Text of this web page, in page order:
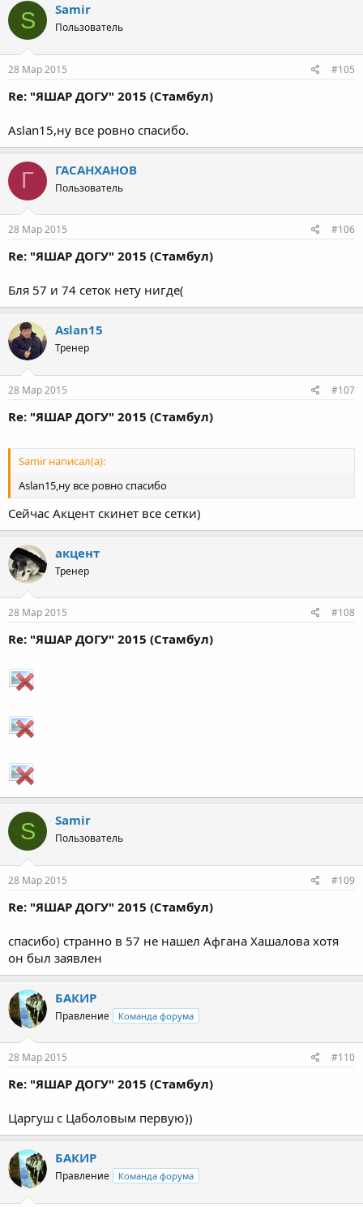
S Samir
Пользователь
28 Мар 2015 #105
Re: "ЯШАР ДОГУ" 2015 (Стамбул)
Aslan15,ну все ровно спасибо.
Г ГАСАНХАНОВ
Пользователь
28 Мар 2015 #106
Re: "ЯШАР ДОГУ" 2015 (Стамбул)
Бля 57 и 74 сеток нету нигде(
Aslan15
Тренер
28 Мар 2015 #107
Re: "ЯШАР ДОГУ" 2015 (Стамбул)
Samir написал(а):
Aslan15,ну все ровно спасибо
Сейчас Акцент скинет все сетки)
акцент
Тренер
28 Мар 2015 #108
Re: "ЯШАР ДОГУ" 2015 (Стамбул)
S Samir
Пользователь
28 Мар 2015 #109
Re: "ЯШАР ДОГУ" 2015 (Стамбул)
спасибо) странно в 57 не нашел Афгана Хашалова хотя
он был заявлен
БАКИР
Правление Команда форума
28 Мар 2015 #110
Re: "ЯШАР ДОГУ" 2015 (Стамбул)
Царгуш с Цаболовым первую))
БАКИР
Правление Команда форума